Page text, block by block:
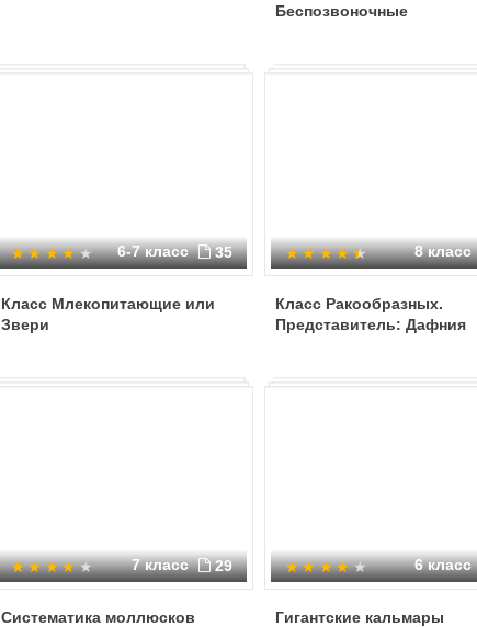
Беспозвоночные
6-7 класс 35
Класс Млекопитающие или
Звери
8 класс
Класс Ракообразных.
Представитель: Дафния
7 класс 29
Систематика моллюсков
6 класс
Гигантские кальмары